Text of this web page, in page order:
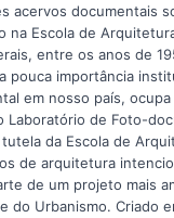
acervos documentais
na Escola de
entre os anos de
pouca importância
em nosso país, ocupa
Laboratório de Foto-
da Escola de
de arquitetura
de um projeto mais
do Urbanismo. Criado